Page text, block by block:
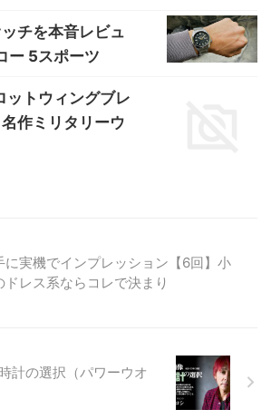
チを本音レビュ
ー 5スポーツ
ットウィングブレ
作ミリタリーウ
に実機でインプレッション【6回】小
ドレス系ならコレで決まり
計の選択（パワーウオ